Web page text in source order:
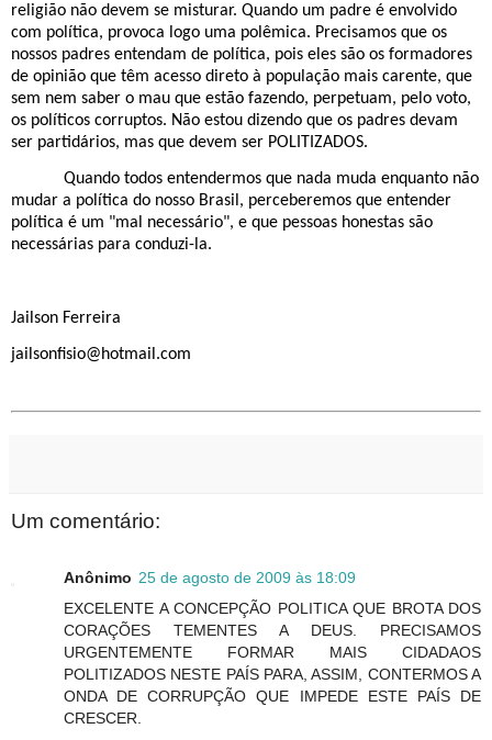
religião não devem se misturar. Quando um padre é envolvido
com política, provoca logo uma polêmica. Precisamos que os
nossos padres entendam de política, pois eles são os formadores
de opinião que têm acesso direto à população mais carente, que
sem nem saber o mau que estão fazendo, perpetuam, pelo voto,
os políticos corruptos. Não estou dizendo que os padres devam
ser partidários, mas que devem ser POLITIZADOS.
Quando todos entendermos que nada muda enquanto não
mudar a política do nosso Brasil, perceberemos que entender
política é um "mal necessário", e que pessoas honestas são
necessárias para conduzi-la.
Jailson Ferreira
jailsonfisio@hotmail.com
Um comentário:
Anônimo 25 de agosto de 2009 às 18:09
EXCELENTE A CONCEPÇÃO POLITICA QUE BROTA DOS
CORAÇÕES TEMENTES A DEUS. PRECISAMOS
URGENTEMENTE FORMAR MAIS CIDADAOS
POLITIZADOS NESTE PAÍS PARA, ASSIM, CONTERMOS A
ONDA DE CORRUPÇÃO QUE IMPEDE ESTE PAÍS DE
CRESCER.